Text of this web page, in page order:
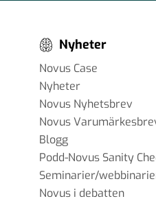
Nyheter
Novus Case
Nyheter
Novus Nyhetsbrev
Novus
Blogg
Podd-Novus Sanity
Seminarier/
Novus i debatten